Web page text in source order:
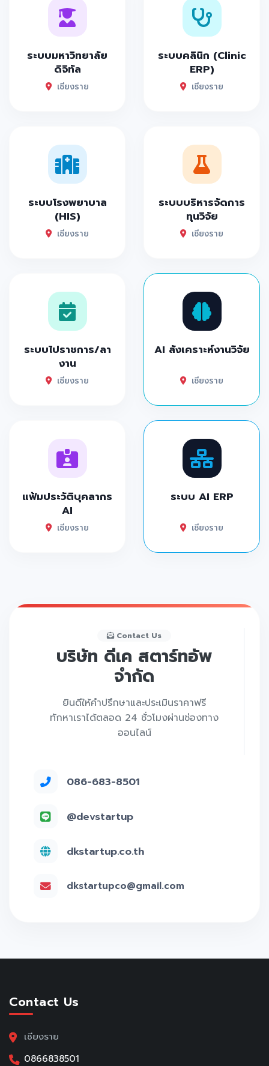
ระบบมหาวิทยาลัย
ดิจิทัล
เชียงราย
ระบบคลินิก (Clinic
ERP)
เชียงราย
ระบบโรงพยาบาล
(HIS)
เชียงราย
ระบบบริหารจัดการ
ทุนวิจัย
เชียงราย
ระบบไปราชการ/ลา
งาน
เชียงราย
AI สังเคราะห์งานวิจัย
เชียงราย
แฟ้มประวัติบุคลากร
AI
เชียงราย
ระบบ AI ERP
เชียงราย
Contact Us
บริษัท ดีเค สตาร์ทอัพ
จำกัด
ยินดีให้คำปรึกษาและประเมินราคาฟรี
ทักหาเราได้ตลอด 24 ชั่วโมงผ่านช่องทาง
ออนไลน์
086-683-8501
@devstartup
dkstartup.co.th
dkstartupco@gmail.com
Contact Us
เชียงราย
0866838501